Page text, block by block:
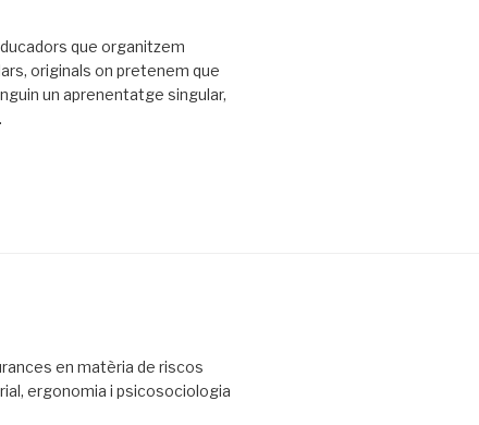
que organitzem
originals on pretenem que
un aprenentatge singular,
en matèria de riscos
ergonomia i psicosociologia